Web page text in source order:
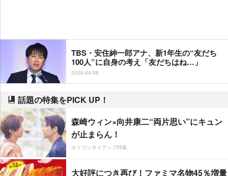
TBS・安住紳一郎アナ、新1年生の“友だち
100人”に自身の考え「友だちはね…」
2026-04-08
話題の特集をPICK UP！
森崎ウィン×向井康二“両片思い”にキュン
が止まらん！
オリコンタイアップ特集
大好評につき再び！ファミマ名物45％増量